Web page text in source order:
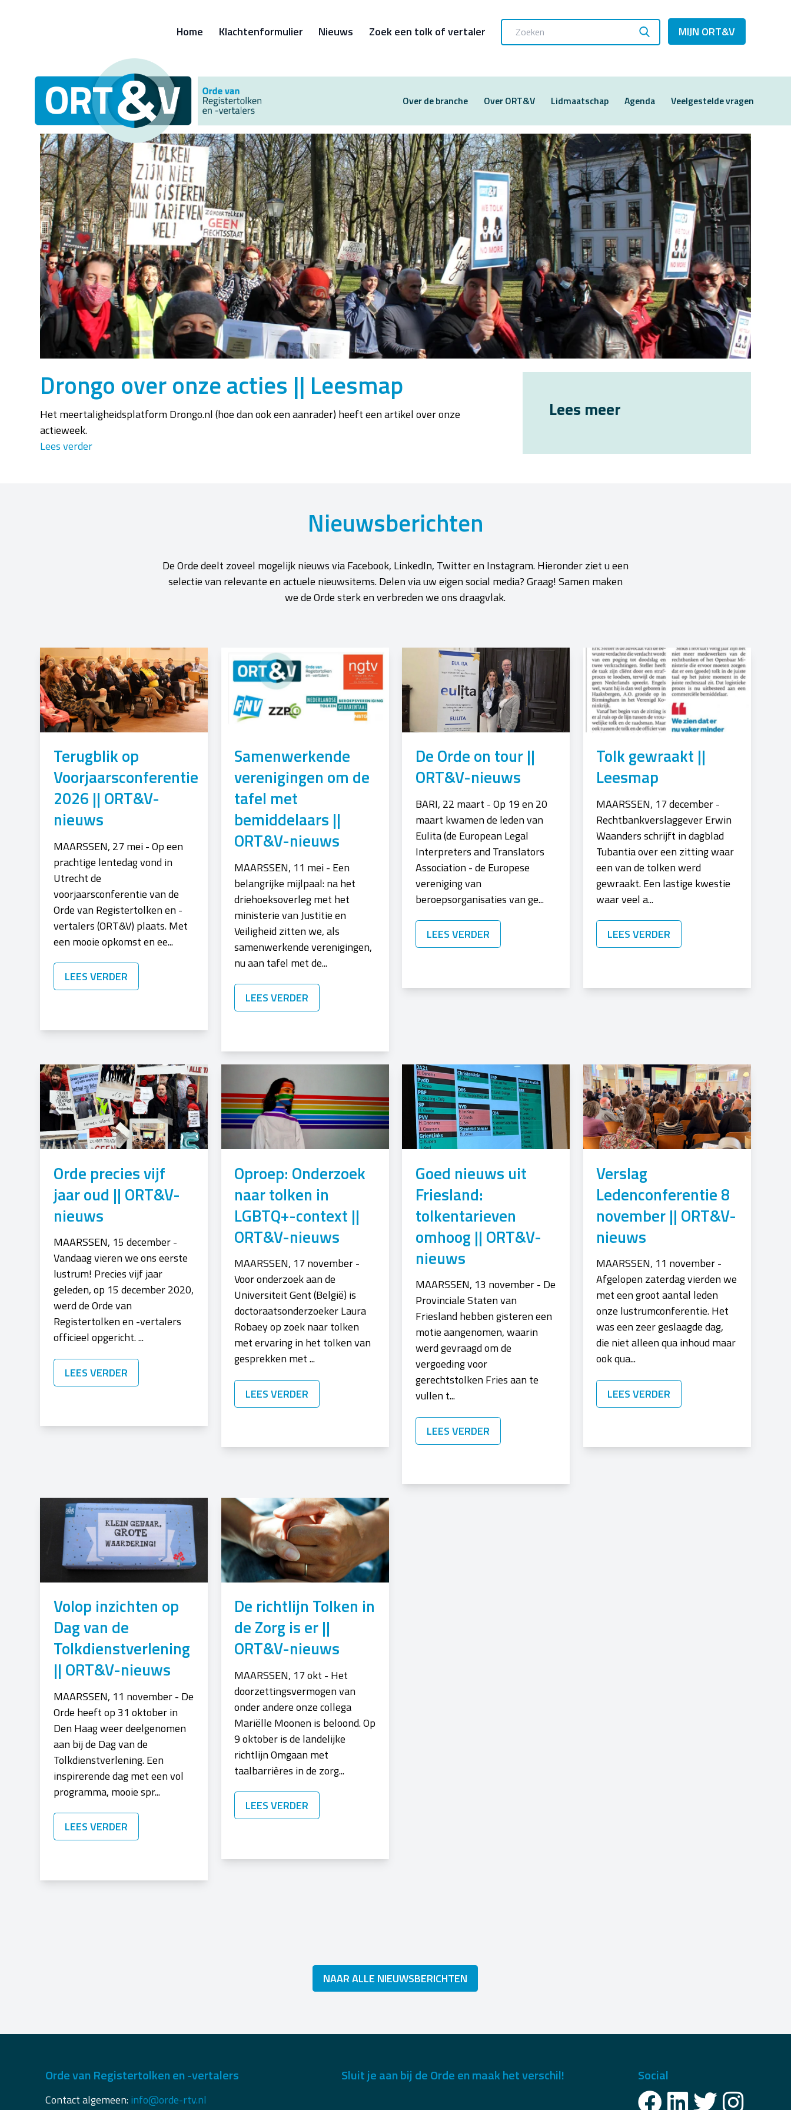
Home Klachtenformulier Nieuws Zoek een tolk of vertaler MIJN ORT&V
Over de branche Over ORT&V Lidmaatschap Agenda Veelgestelde vragen
Drongo over onze acties || Leesmap
Het meertaligheidsplatform Drongo.nl (hoe dan ook een aanrader) heeft een artikel over onze
actieweek.
Lees verder
Lees meer
Nieuwsberichten
De Orde deelt zoveel mogelijk nieuws via Facebook, LinkedIn, Twitter en Instagram. Hieronder ziet u een
selectie van relevante en actuele nieuwsitems. Delen via uw eigen social media? Graag! Samen maken
we de Orde sterk en verbreden we ons draagvlak.
Terugblik op
Voorjaarsconferentie
2026 || ORT&V-
nieuws
MAARSSEN, 27 mei - Op een
prachtige lentedag vond in
Utrecht de
voorjaarsconferentie van de
Orde van Registertolken en -
vertalers (ORT&V) plaats. Met
een mooie opkomst en ee...
LEES VERDER
Samenwerkende
verenigingen om de
tafel met
bemiddelaars ||
ORT&V-nieuws
MAARSSEN, 11 mei - Een
belangrijke mijlpaal: na het
driehoeksoverleg met het
ministerie van Justitie en
Veiligheid zitten we, als
samenwerkende verenigingen,
nu aan tafel met de...
LEES VERDER
De Orde on tour ||
ORT&V-nieuws
BARI, 22 maart - Op 19 en 20
maart kwamen de leden van
Eulita (de European Legal
Interpreters and Translators
Association - de Europese
vereniging van
beroepsorganisaties van ge...
LEES VERDER
Tolk gewraakt ||
Leesmap
MAARSSEN, 17 december -
Rechtbankverslaggever Erwin
Waanders schrijft in dagblad
Tubantia over een zitting waar
een van de tolken werd
gewraakt. Een lastige kwestie
waar veel a...
LEES VERDER
Orde precies vijf
jaar oud || ORT&V-
nieuws
MAARSSEN, 15 december -
Vandaag vieren we ons eerste
lustrum! Precies vijf jaar
geleden, op 15 december 2020,
werd de Orde van
Registertolken en -vertalers
officieel opgericht. ...
LEES VERDER
Oproep: Onderzoek
naar tolken in
LGBTQ+-context ||
ORT&V-nieuws
MAARSSEN, 17 november -
Voor onderzoek aan de
Universiteit Gent (België) is
doctoraatsonderzoeker Laura
Robaey op zoek naar tolken
met ervaring in het tolken van
gesprekken met ...
LEES VERDER
Goed nieuws uit
Friesland:
tolkentarieven
omhoog || ORT&V-
nieuws
MAARSSEN, 13 november - De
Provinciale Staten van
Friesland hebben gisteren een
motie aangenomen, waarin
werd gevraagd om de
vergoeding voor
gerechtstolken Fries aan te
vullen t...
LEES VERDER
Verslag
Ledenconferentie 8
november || ORT&V-
nieuws
MAARSSEN, 11 november -
Afgelopen zaterdag vierden we
met een groot aantal leden
onze lustrumconferentie. Het
was een zeer geslaagde dag,
die niet alleen qua inhoud maar
ook qua...
LEES VERDER
Volop inzichten op
Dag van de
Tolkdienstverlening
|| ORT&V-nieuws
MAARSSEN, 11 november - De
Orde heeft op 31 oktober in
Den Haag weer deelgenomen
aan bij de Dag van de
Tolkdienstverlening. Een
inspirerende dag met een vol
programma, mooie spr...
LEES VERDER
De richtlijn Tolken in
de Zorg is er ||
ORT&V-nieuws
MAARSSEN, 17 okt - Het
doorzettingsvermogen van
onder andere onze collega
Mariëlle Moonen is beloond. Op
9 oktober is de landelijke
richtlijn Omgaan met
taalbarrières in de zorg...
LEES VERDER
NAAR ALLE NIEUWSBERICHTEN
Orde van Registertolken en -vertalers
Contact algemeen:info@orde-rtv.nl
Sluit je aan bij de Orde en maak het verschil! Social